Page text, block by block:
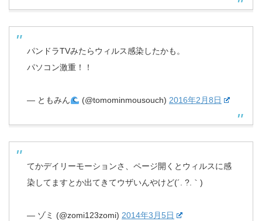
パンドラTVみたらウィルス感染したかも。
パソコン激重！！
— ともみん (@tomominmousouch) 2016年2月8日
てかデイリーモーションさ、ページ開くとウィルスに感
染してますとか出てきてウザいんやけど(´. ?.｀)
— ゾミ (@zomi123zomi) 2014年3月5日